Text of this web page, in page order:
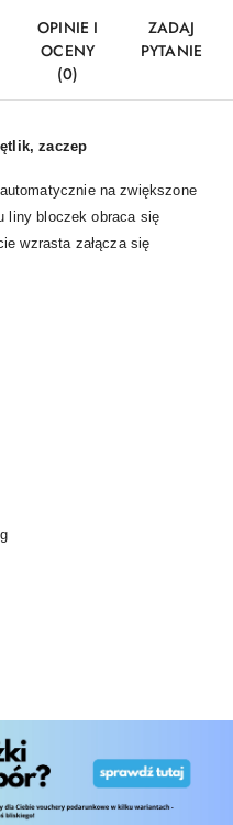
OPINIE I
OCENY
(0)
ZADAJ
PYTANIE
zaczep
na zwiększone
liny bloczek obraca się
wzrasta załącza się